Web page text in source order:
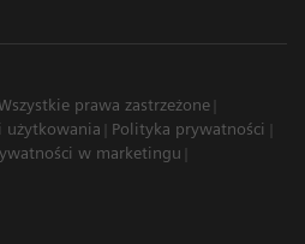
prawa zastrzeżone
użytkowania
Polityka prywatności
w marketingu